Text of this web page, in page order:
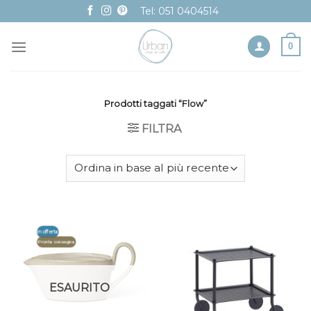
to
content
Tel: 051 0404514
0
Prodotti taggati “Flow”
FILTRA
In offerta
Pronta consegna
ESAURITO